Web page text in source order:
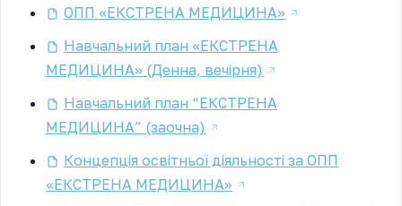
ОПП «ЕКСТРЕНА МЕДИЦИНА»
Навчальний план «ЕКСТРЕНА
МЕДИЦИНА» (Денна, вечірня)
Навчальний план “ЕКСТРЕНА
МЕДИЦИНА” (заочна)
Концепція освітньої діяльності за ОПП
«ЕКСТРЕНА МЕДИЦИНА»